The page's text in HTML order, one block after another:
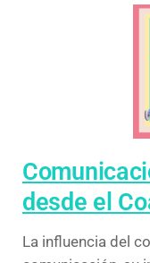
desde el
La influencia del